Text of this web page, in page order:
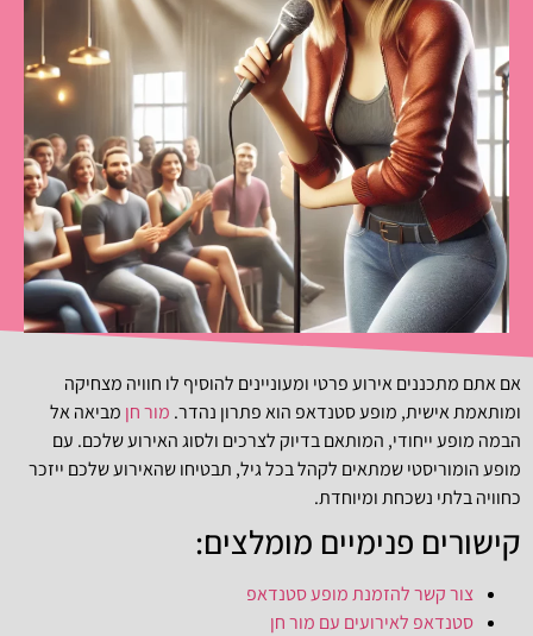
אם אתם מתכננים אירוע פרטי ומעוניינים להוסיף לו חוויה מצחיקה
ומותאמת אישית, מופע סטנדאפ הוא פתרון נהדר. מור חן מביאה אל
הבמה מופע ייחודי, המותאם בדיוק לצרכים ולסוג האירוע שלכם. עם
מופע הומוריסטי שמתאים לקהל בכל גיל, תבטיחו שהאירוע שלכם ייזכר
כחוויה בלתי נשכחת ומיוחדת.
קישורים פנימיים מומלצים:
צור קשר להזמנת מופע סטנדאפ
סטנדאפ לאירועים עם מור חן